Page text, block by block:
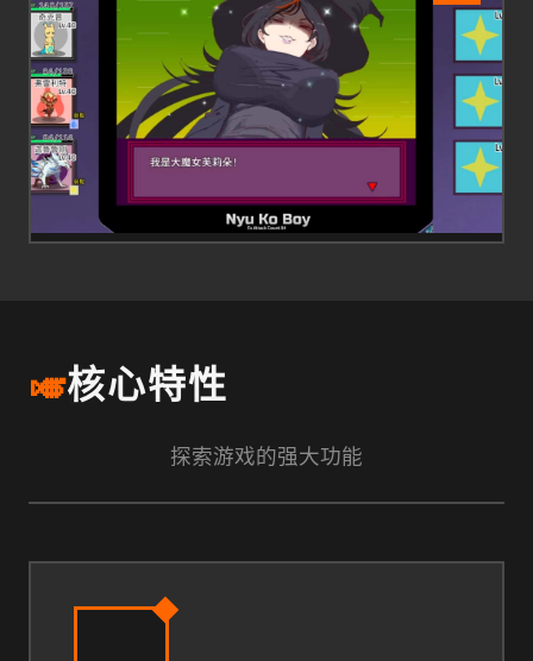
🎺核心特性
探索游戏的强大功能